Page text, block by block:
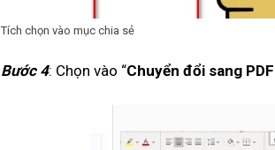
Tích chọn vào mục chia sẻ
Bước 4: Chọn vào “Chuyển đổi sang PDF